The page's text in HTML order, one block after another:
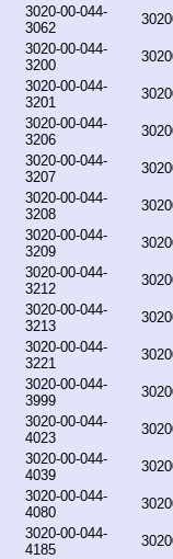
3020-00-044-
3062
3020-00-044-
3200
3020-00-044-
3201
3020-00-044-
3206
3020-00-044-
3207
3020-00-044-
3208
3020-00-044-
3209
3020-00-044-
3212
3020-00-044-
3213
3020-00-044-
3221
3020-00-044-
3999
3020-00-044-
4023
3020-00-044-
4039
3020-00-044-
4080
3020-00-044-
4185